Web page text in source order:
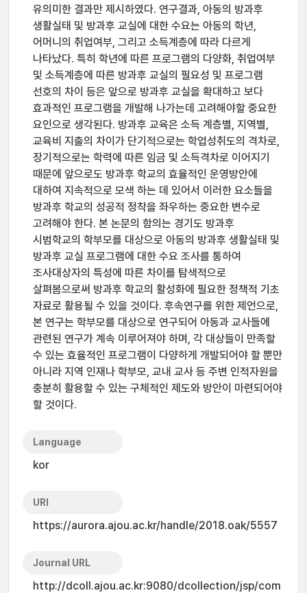
유의미한 결과만 제시하였다. 연구결과, 아동의 방과후
생활실태 및 방과후 교실에 대한 수요는 아동의 학년,
어머니의 취업여부, 그리고 소득계층에 따라 다르게
나타났다. 특히 학년에 따른 프로그램의 다양화, 취업여부
및 소득계층에 따른 방과후 교실의 필요성 및 프로그램
선호의 차이 등은 앞으로 방과후 교실을 확대하고 보다
효과적인 프로그램을 개발해 나가는데 고려해야할 중요한
요인으로 생각된다. 방과후 교육은 소득 계층별, 지역별,
교육비 지출의 차이가 단기적으로는 학업성취도의 격차로,
장기적으로는 학력에 따른 임금 및 소득격차로 이어지기
때문에 앞으로도 방과후 학교의 효율적인 운영방안에
대하여 지속적으로 모색 하는 데 있어서 이러한 요소들을
방과후 학교의 성공적 정착을 좌우하는 중요한 변수로
고려해야 한다. 본 논문의 함의는 경기도 방과후
시범학교의 학부모를 대상으로 아동의 방과후 생활실태 및
방과후 교실 프로그램에 대한 수요 조사를 통하여
조사대상자의 특성에 따른 차이를 탐색적으로
살펴봄으로써 방과후 학교의 활성화에 필요한 정책적 기초
자료로 활용될 수 있을 것이다. 후속연구를 위한 제언으로,
본 연구는 학부모를 대상으로 연구되어 아동과 교사들에
관련된 연구가 계속 이루어져야 하며, 각 대상들이 만족할
수 있는 효율적인 프로그램이 다양하게 개발되어야 할 뿐만
아니라 지역 인재나 학부모, 교내 교사 등 주변 인적자원을
충분히 활용할 수 있는 구체적인 제도와 방안이 마련되어야
할 것이다.
Language
kor
URI
https://aurora.ajou.ac.kr/handle/2018.oak/5557
Journal URL
http://dcoll.ajou.ac.kr:9080/dcollection/jsp/com